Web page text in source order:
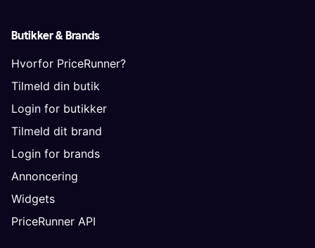
Butikker & Brands
Hvorfor PriceRunner?
Tilmeld din butik
Login for butikker
Tilmeld dit brand
Login for brands
Annoncering
Widgets
PriceRunner API